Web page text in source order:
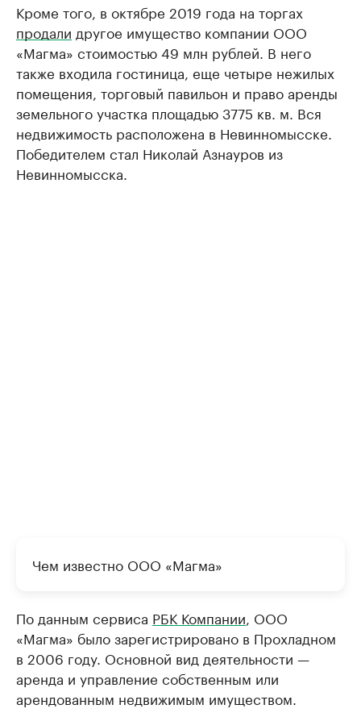
Кроме того, в октябре 2019 года на торгах
продали другое имущество компании ООО
«Магма» стоимостью 49 млн рублей. В него
также входила гостиница, еще четыре нежилых
помещения, торговый павильон и право аренды
земельного участка площадью 3775 кв. м. Вся
недвижимость расположена в Невинномысске.
Победителем стал Николай Азнауров из
Невинномысска.
Чем известно ООО «Магма»
По данным сервиса РБК Компании , ООО
«Магма» было зарегистрировано в Прохладном
в 2006 году. Основной вид деятельности —
аренда и управление собственным или
арендованным недвижимым имуществом.